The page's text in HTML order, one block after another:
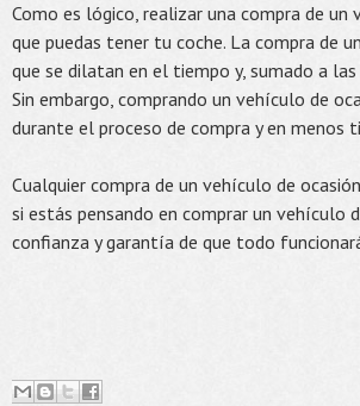
Como es lógico, realizar una compra de
que puedas tener tu coche. La compra de
que se dilatan en el tiempo y, sumado a
Sin embargo, comprando un vehículo de
durante el proceso de compra y en
Cualquier compra de un vehículo de
si estás pensando en comprar un vehículo
confianza y garantía de que todo